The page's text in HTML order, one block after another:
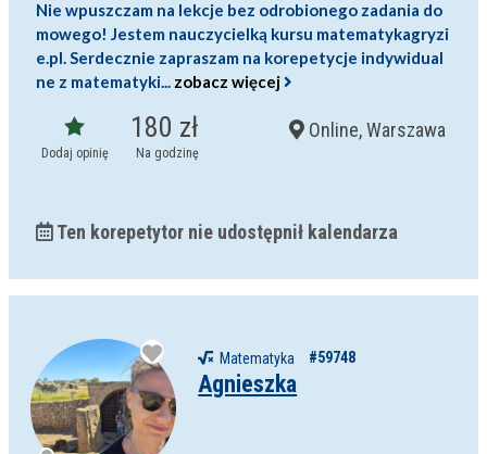
darmowa lekcja próbna
kalendarz korepetycji
prace pisemne (pomoc)
Zakres nauczania
Nauczanie przedszkolne
Szkoła podstawowa
Przygotowania do matury
Studia
u korepetytora
Wykształcenie
Minimum
korepetytora
Staż korepetytora
Nie wpuszczam na lekcje bez odrobionego zadania do
mowego! Jestem nauczycielką kursu matematykagryzi
e.pl. Serdecznie zapraszam na korepetycje indywidual
ne z matematyki... zobacz więcej
Dodaj opinię
180 zł
Na godzinę
Online, Warszawa
Ten korepetytor nie udostępnił kalendarza
Matematyka #59748
Agnieszka